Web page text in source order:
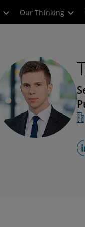
Our Thinking